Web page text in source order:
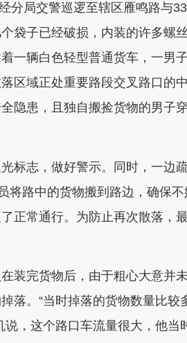
局交警巡逻至辖区雁鸣路与
袋子已经破损，内装的许多螺
一辆白色轻型普通货车，一男
区域正处重要路段交叉路口的
隐患，且独自搬捡货物的男子
志，做好警示。同时，一边
将路中的货物搬到路边，确保
正常通行。为防止再次散落，
完货物后，由于粗心大意并
落。“当时掉落的货物数量比较
，这个路口车流量很大，他当